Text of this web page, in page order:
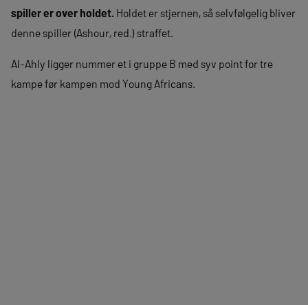
spiller er over holdet. Holdet er stjernen, så selvfølgelig bliver
denne spiller (Ashour, red.) straffet.
Al-Ahly ligger nummer et i gruppe B med syv point for tre
kampe før kampen mod Young Africans.